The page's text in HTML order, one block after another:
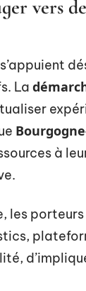
vers
s’appuient
La
à
les